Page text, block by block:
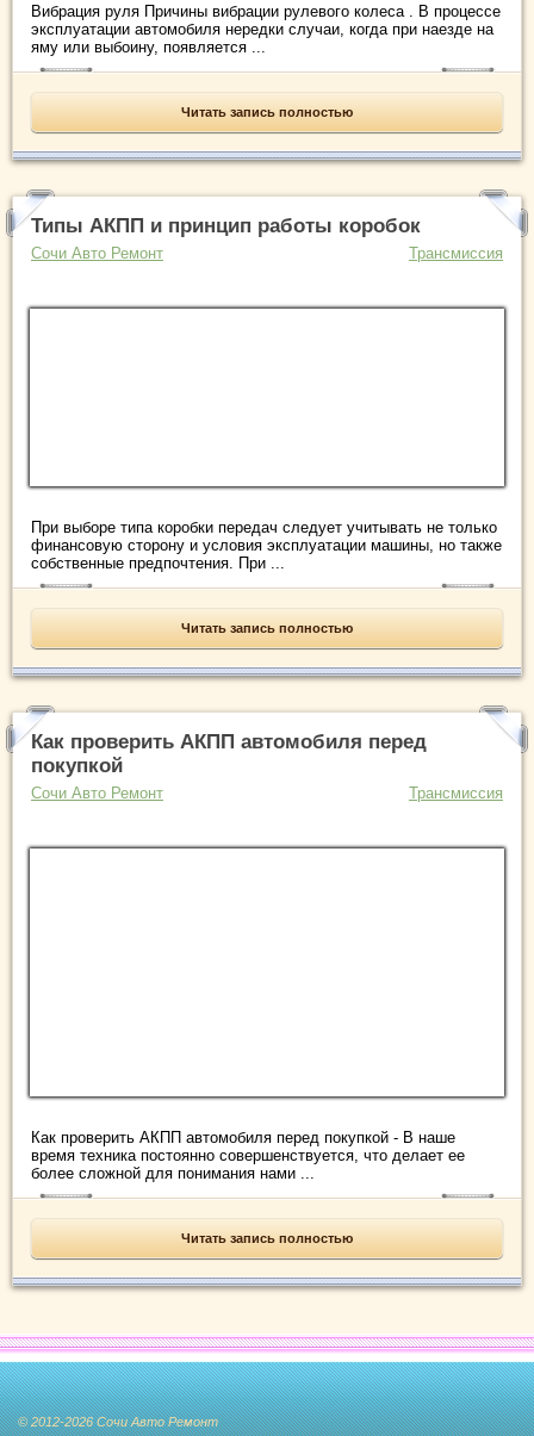
Вибрация руля Причины вибрации рулевого колеса . В процессе
эксплуатации автомобиля нередки случаи, когда при наезде на
яму или выбоину, появляется ...
Читать запись полностью
Типы АКПП и принцип работы коробок
Сочи Авто Ремонт Трансмиссия
При выборе типа коробки передач следует учитывать не только
финансовую сторону и условия эксплуатации машины, но также
собственные предпочтения. При ...
Читать запись полностью
Как проверить АКПП автомобиля перед
покупкой
Сочи Авто Ремонт Трансмиссия
Как проверить АКПП автомобиля перед покупкой - В наше
время техника постоянно совершенствуется, что делает ее
более сложной для понимания нами ...
Читать запись полностью
© 2012-2026 Сочи Авто Ремонт